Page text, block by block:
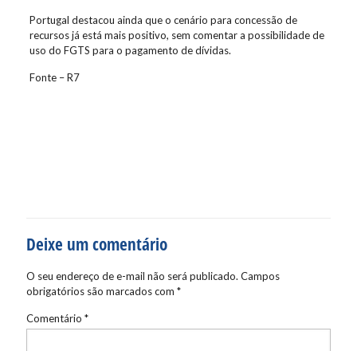
Portugal destacou ainda que o cenário para concessão de
recursos já está mais positivo, sem comentar a possibilidade de
uso do FGTS para o pagamento de dívidas.
Fonte – R7
Deixe um comentário
O seu endereço de e-mail não será publicado. Campos
obrigatórios são marcados com *
Comentário *